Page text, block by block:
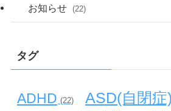
(12)
お知らせ (22)
タグ
ADHD (22) ASD(自閉症)